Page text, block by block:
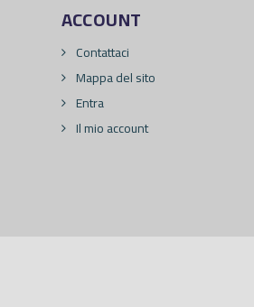
ACCOUNT
Contattaci
Mappa del sito
Entra
Il mio account